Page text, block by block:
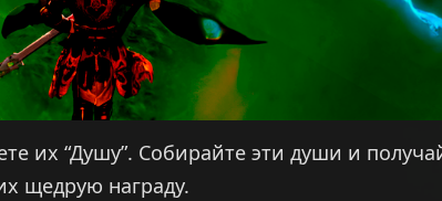
их “Душу”. Собирайте эти души и
щедрую награду.